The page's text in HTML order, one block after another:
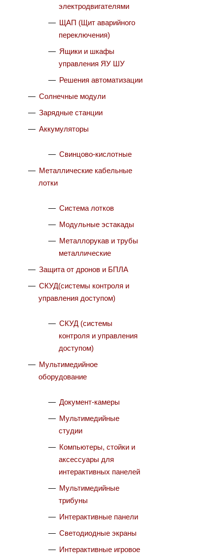
электродвигателями
ЩАП (Щит аварийного
переключения)
Ящики и шкафы
управления ЯУ ШУ
Решения автоматизации
Солнечные модули
Зарядные станции
Аккумуляторы
Свинцово-кислотные
Металлические кабельные
лотки
Система лотков
Модульные эстакады
Металлорукав и трубы
металлические
Защита от дронов и БПЛА
СКУД(системы контроля и
управления доступом)
СКУД (системы
контроля и управления
доступом)
Мультимедийное
оборудование
Документ-камеры
Мультимедийные
студии
Компьютеры, стойки и
аксессуары для
интерактивных панелей
Мультимедийные
трибуны
Интерактивные панели
Светодиодные экраны
Интерактивные игровое